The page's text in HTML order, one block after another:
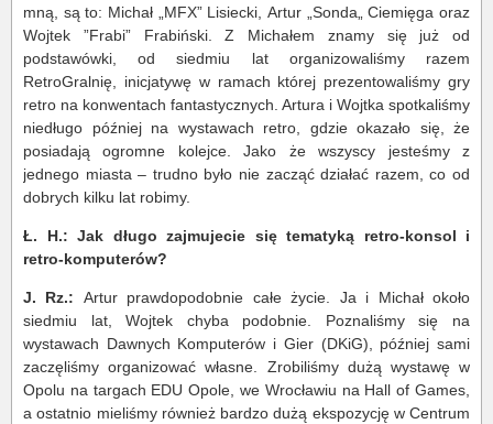
mną, są to: Michał „MFX” Lisiecki, Artur „Sonda„ Ciemięga oraz
Wojtek ”Frabi” Frabiński. Z Michałem znamy się już od
podstawówki, od siedmiu lat organizowaliśmy razem
RetroGralnię, inicjatywę w ramach której prezentowaliśmy gry
retro na konwentach fantastycznych. Artura i Wojtka spotkaliśmy
niedługo później na wystawach retro, gdzie okazało się, że
posiadają ogromne kolejce. Jako że wszyscy jesteśmy z
jednego miasta – trudno było nie zacząć działać razem, co od
dobrych kilku lat robimy.
Ł. H.: Jak długo zajmujecie się tematyką retro-konsol i
retro-komputerów?
J. Rz.: Artur prawdopodobnie całe życie. Ja i Michał około
siedmiu lat, Wojtek chyba podobnie. Poznaliśmy się na
wystawach Dawnych Komputerów i Gier (DKiG), później sami
zaczęliśmy organizować własne. Zrobiliśmy dużą wystawę w
Opolu na targach EDU Opole, we Wrocławiu na Hall of Games,
a ostatnio mieliśmy również bardzo dużą ekspozycję w Centrum